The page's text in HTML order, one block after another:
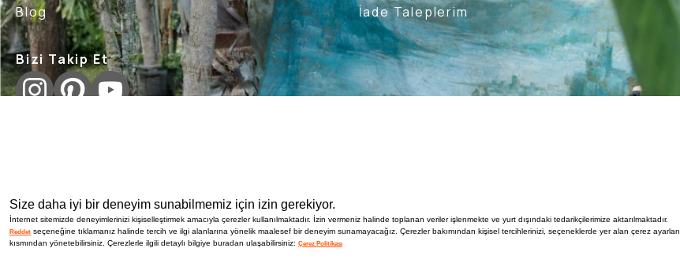
Blog
İade Taleplerim
Bizi Takip Et
Size daha iyi bir deneyim sunabilmemiz için izin gerekiyor.
İnternet sitemizde deneyimlerinizi kişiselleştirmek amacıyla çerezler kullanılmaktadır. İzin vermeniz halinde toplanan veriler işlenmekte ve yurt dışındaki tedarikçilerimize aktarılmaktadır.
Reddet seçeneğine tıklamanız halinde tercih ve ilgi alanlarına yönelik maalesef bir deneyim sunamayacağız. Çerezler bakımından kişisel tercihlerinizi, seçeneklerde yer alan çerez ayarları
kısmından yönetebilirsiniz. Çerezlerle ilgili detaylı bilgiye buradan ulaşabilirsiniz: Çerez Politikası